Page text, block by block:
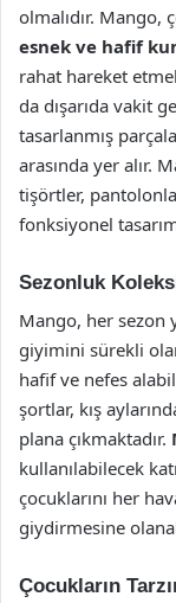
olmalıdır. Mango,
esnek ve hafif
rahat hareket
da dışarıda vakit
tasarlanmış
arasında yer alır.
tişörtler,
fonksiyonel
Sezonluk
Mango, her sezon
giyimini sürekli
hafif ve nefes
şortlar, kış
plana çıkmaktadır.
kullanılabilecek
çocuklarını her
giydirmesine
Çocukların